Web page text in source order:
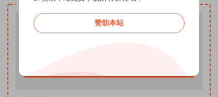
资源下载
暑假班
下载价格 25学币
赞助本站